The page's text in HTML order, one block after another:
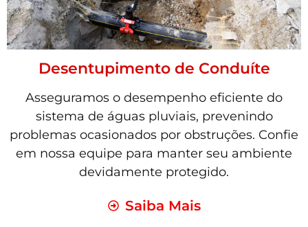
Desentupimento de Conduíte
Asseguramos o desempenho eficiente do
sistema de águas pluviais, prevenindo
problemas ocasionados por obstruções. Confie
em nossa equipe para manter seu ambiente
devidamente protegido.
Saiba Mais